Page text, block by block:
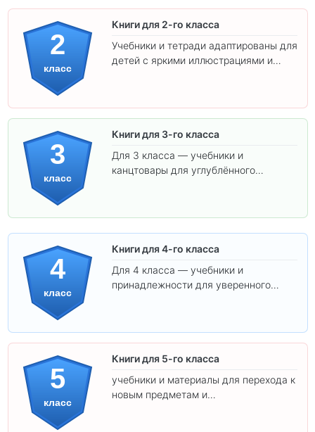
2
класс
Книги для 2-го класса
Учебники и тетради адаптированы для
детей с яркими иллюстрациями и
3
класс
Книги для 3-го класса
Для 3 класса — учебники и
канцтовары для углублённого
4
класс
Книги для 4-го класса
Для 4 класса — учебники и
принадлежности для уверенного
5
класс
Книги для 5-го класса
учебники и материалы для перехода к
новым предметам и